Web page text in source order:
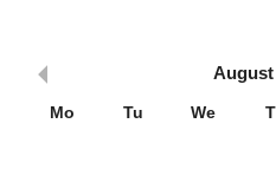
August
Mo Tu We